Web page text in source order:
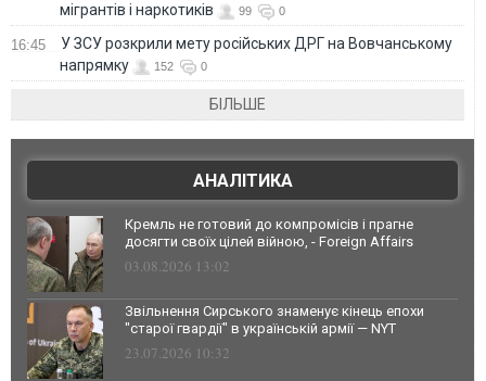
мігрантів і наркотиків
99 0
16:45
У ЗСУ розкрили мету російських ДРГ на Вовчанському
напрямку
152 0
БІЛЬШЕ
АНАЛІТИКА
Кремль не готовий до компромісів і прагне
досягти своїх цілей війною, - Foreign Affairs
03.08.2026 13:02
Звільнення Сирського знаменує кінець епохи
"старої гвардії" в українській армії — NYT
23.07.2026 10:32